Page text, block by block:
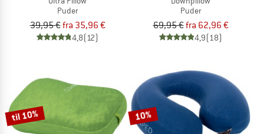
Puder
39,95 €fra 35,96 €
4,8(12)
Puder
69,95 €fra 62,96 €
4,9(18)
til 10% 10%